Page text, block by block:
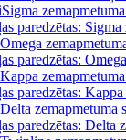
Sigma
paredzētas: Sigma
Omega
paredzētas:
Kappa
paredzētas:
Delta zemapmetuma
paredzētas: Delta